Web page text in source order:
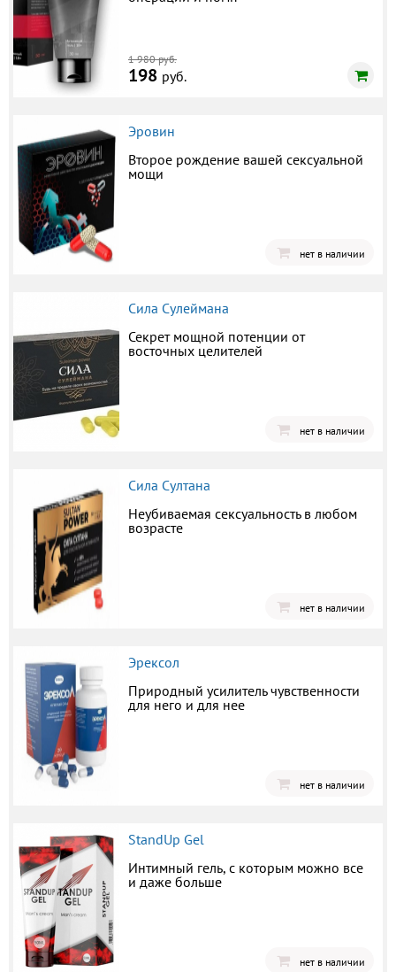
1 980 руб.
198 руб.
Эровин
Второе рождение вашей сексуальной
мощи
нет в наличии
Сила Сулеймана
Секрет мощной потенции от
восточных целителей
нет в наличии
Сила Султана
Неубиваемая сексуальность в любом
возрасте
нет в наличии
Эрексол
Природный усилитель чувственности
для него и для нее
нет в наличии
StandUp Gel
Интимный гель, с которым можно все
и даже больше
нет в наличии